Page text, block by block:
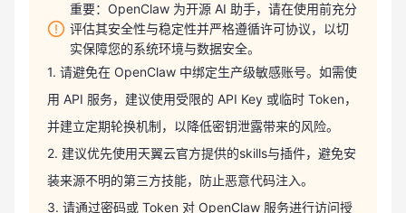
重要：OpenClaw 为开源 AI 助手，请在使用前充分
评估其安全性与稳定性并严格遵循许可协议，以切
实保障您的系统环境与数据安全。
1. 请避免在 OpenClaw 中绑定生产级敏感账号。如需使
用 API 服务，建议使用受限的 API Key 或临时 Token，
并建立定期轮换机制，以降低密钥泄露带来的风险。
2. 建议优先使用天翼云官方提供的skills与插件，避免安
装来源不明的第三方技能，防止恶意代码注入。
3. 请通过密码或 Token 对 OpenClaw 服务进行访问授